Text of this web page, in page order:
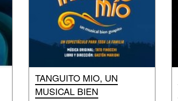
TANGUITO MIO, UN
MUSICAL BIEN